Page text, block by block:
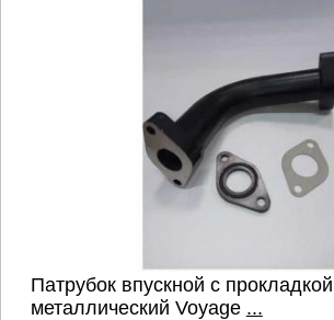
Патрубок впускной с прокладкой
металлический Voyage ...